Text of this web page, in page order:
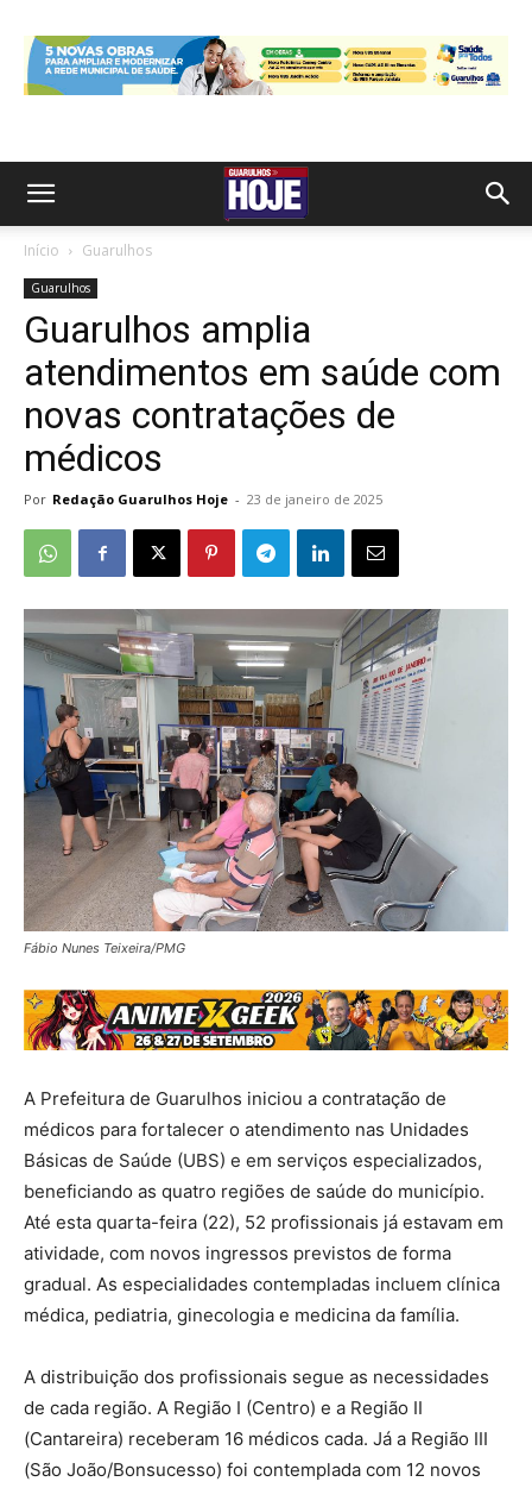
Início Guarulhos
Guarulhos
Guarulhos amplia
atendimentos em saúde com
novas contratações de
médicos
Por Redação Guarulhos Hoje - 23 de janeiro de 2025
Fábio Nunes Teixeira/PMG
A Prefeitura de Guarulhos iniciou a contratação de
médicos para fortalecer o atendimento nas Unidades
Básicas de Saúde (UBS) e em serviços especializados,
beneficiando as quatro regiões de saúde do município.
Até esta quarta-feira (22), 52 profissionais já estavam em
atividade, com novos ingressos previstos de forma
gradual. As especialidades contempladas incluem clínica
médica, pediatria, ginecologia e medicina da família.
A distribuição dos profissionais segue as necessidades
de cada região. A Região I (Centro) e a Região II
(Cantareira) receberam 16 médicos cada. Já a Região III
(São João/Bonsucesso) foi contemplada com 12 novos